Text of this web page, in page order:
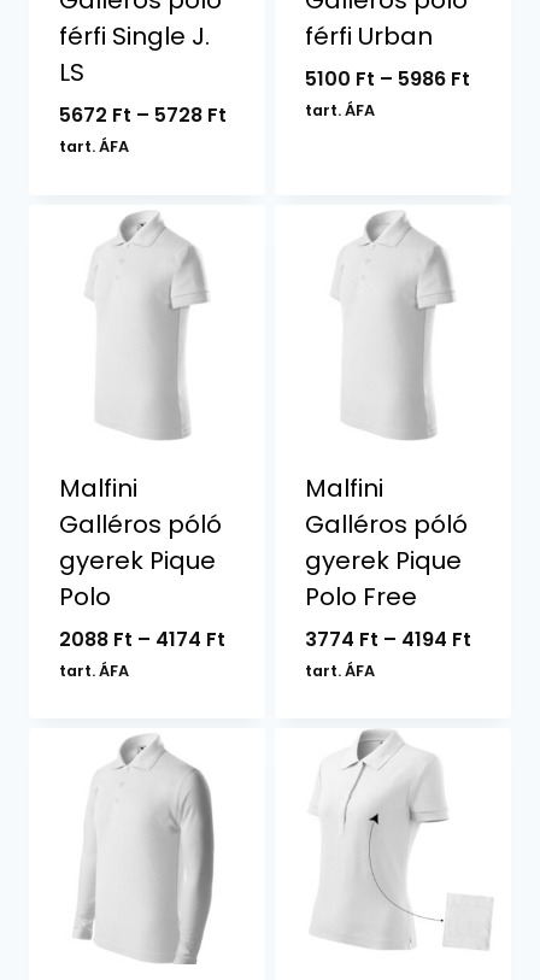
férfi Single J.
LS
5672 Ft – 5728 FtÁrtartomány:
tart. ÁFA
férfi Urban
5100 Ft – 5986 Ft
tart. ÁFA
Malfini
Galléros póló
gyerek Pique
Polo
2088 Ft – 4174 FtÁrtartomány:
tart. ÁFA
Malfini
Galléros póló
gyerek Pique
Polo Free
3774 Ft – 4194 Ft
tart. ÁFA